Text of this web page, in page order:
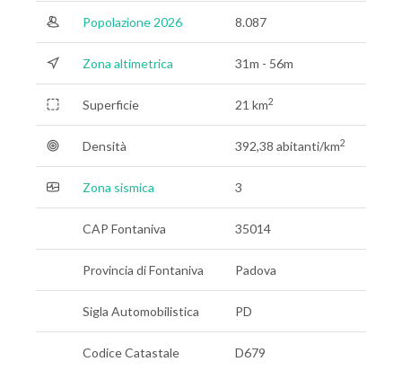
Popolazione 2026 8.087
Zona altimetrica 31m - 56m
Superficie 21 km2
Densità 392,38 abitanti/km2
Zona sismica 3
CAP Fontaniva 35014
Provincia di Fontaniva Padova
Sigla Automobilistica PD
Codice Catastale D679